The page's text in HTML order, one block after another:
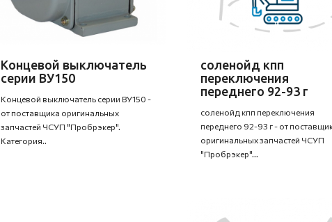
Концевой выключатель
серии ВУ150
Концевой выключатель серии ВУ150 -
от поставщика оригинальных
запчастей ЧСУП "Пробрэкер".
Категория..
соленойд кпп
переключения
переднего 92-93 г
соленойд кпп переключения
переднего 92-93 г - от
оригинальных запчастей ЧСУП
"Пробрэкер"...